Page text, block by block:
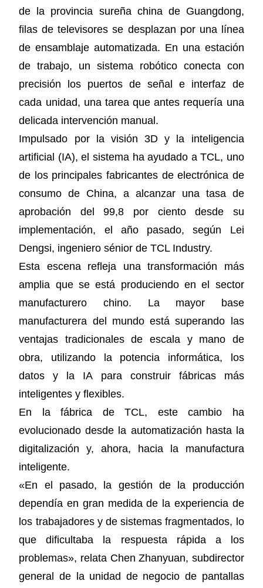
de la provincia sureña china de Guangdong,
filas de televisores se desplazan por una línea
de ensamblaje automatizada. En una estación
de trabajo, un sistema robótico conecta con
precisión los puertos de señal e interfaz de
cada unidad, una tarea que antes requería una
delicada intervención manual.
Impulsado por la visión 3D y la inteligencia
artificial (IA), el sistema ha ayudado a TCL, uno
de los principales fabricantes de electrónica de
consumo de China, a alcanzar una tasa de
aprobación del 99,8 por ciento desde su
implementación, el año pasado, según Lei
Dengsi, ingeniero sénior de TCL Industry.
Esta escena refleja una transformación más
amplia que se está produciendo en el sector
manufacturero chino. La mayor base
manufacturera del mundo está superando las
ventajas tradicionales de escala y mano de
obra, utilizando la potencia informática, los
datos y la IA para construir fábricas más
inteligentes y flexibles.
En la fábrica de TCL, este cambio ha
evolucionado desde la automatización hasta la
digitalización y, ahora, hacia la manufactura
inteligente.
«En el pasado, la gestión de la producción
dependía en gran medida de la experiencia de
los trabajadores y de sistemas fragmentados, lo
que dificultaba la respuesta rápida a los
problemas», relata Chen Zhanyuan, subdirector
general de la unidad de negocio de pantallas